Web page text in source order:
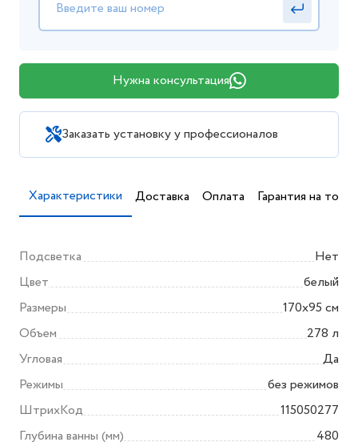
Нужна консультация
Заказать установку у профессионалов
Характеристики Доставка Оплата Гарантия на товар
Подсветка
Нет
Цвет
белый
Размеры
170x95 см
Объем
278 л
Угловая
Да
Режимы
без режимов
ШтрихКод
115050277
Глубина ванны (мм)
480